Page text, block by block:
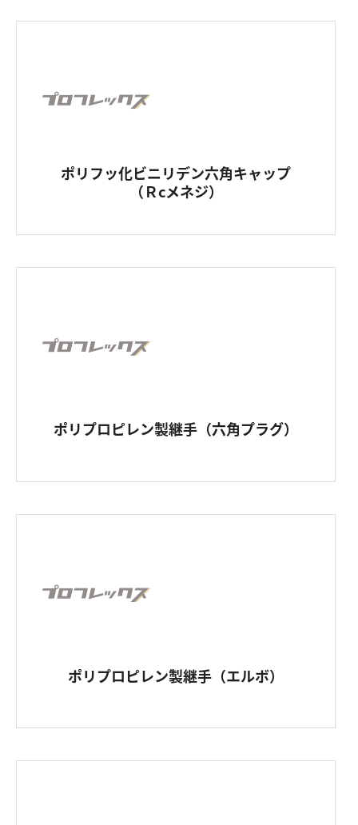
ポリフッ化ビニリデン六角キャップ
（Ｒcメネジ）
ポリプロピレン製継手（六角プラグ）
ポリプロピレン製継手（エルボ）